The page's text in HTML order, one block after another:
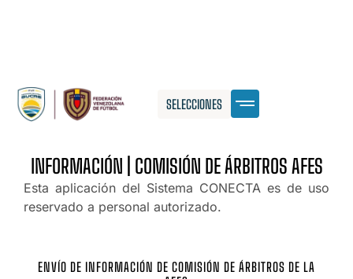
SELECCIONES
INFORMACIÓN | COMISIÓN DE ÁRBITROS AFES
Esta aplicación del Sistema CONECTA es de uso
reservado a personal autorizado.
ENVÍO DE INFORMACIÓN DE COMISIÓN DE ÁRBITROS DE LA